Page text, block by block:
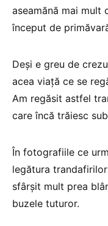
aseamănă mai mult
început de
Deşi e greu de
acea viaţă ce se
Am regăsit astfel
care încă trăiesc
În fotografiile ce
legătura
sfârşit mult prea
buzele tuturor.